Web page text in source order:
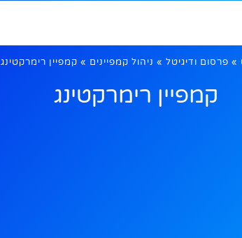
» פרסום ודיגיטל » ניהול קמפיינים » קמפיין רימרקטינג
קמפיין רימרקטינג